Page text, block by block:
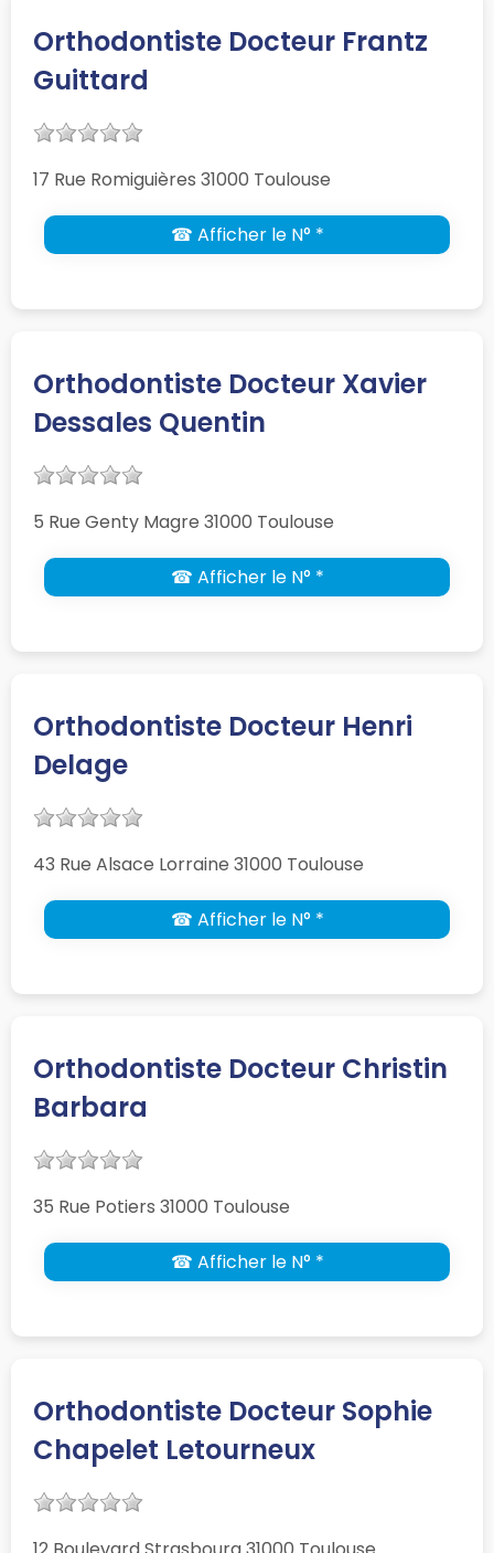
Orthodontiste Docteur Frantz
Guittard
17 Rue Romiguières 31000 Toulouse
☎ Afficher le N° *
Orthodontiste Docteur Xavier
Dessales Quentin
5 Rue Genty Magre 31000 Toulouse
☎ Afficher le N° *
Orthodontiste Docteur Henri
Delage
43 Rue Alsace Lorraine 31000 Toulouse
☎ Afficher le N° *
Orthodontiste Docteur Christin
Barbara
35 Rue Potiers 31000 Toulouse
☎ Afficher le N° *
Orthodontiste Docteur Sophie
Chapelet Letourneux